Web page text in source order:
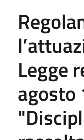
Legge
agosto